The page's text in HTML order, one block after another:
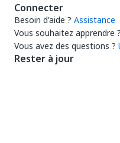
Connecter
Besoin d'aide ? Assistance
Vous souhaitez apprendre ?
Vous avez des questions ?
Rester à jour